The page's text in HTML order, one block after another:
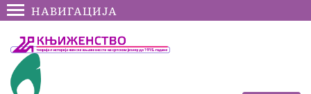
НАВИГАЦИЈА